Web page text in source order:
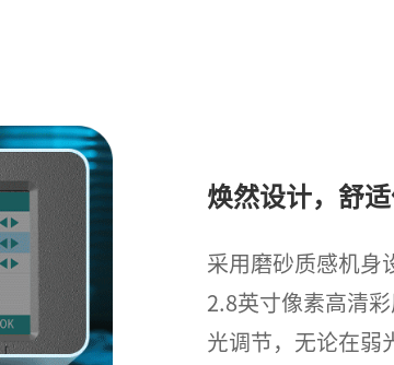
焕然设计，舒
采用磨砂质感机身
2.8英寸像素高清
光调节，无论在弱